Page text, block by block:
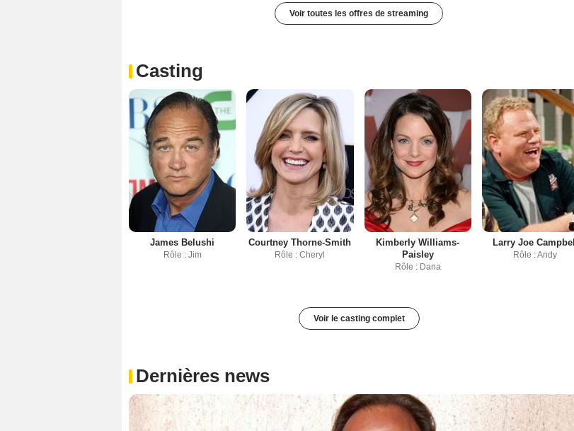
Voir toutes les offres de streaming
Casting
James Belushi
Rôle : Jim
Courtney Thorne-Smith
Rôle : Cheryl
Kimberly Williams-
Paisley
Rôle : Dana
Larry Joe Campbell
Rôle : Andy
Voir le casting complet
Dernières news